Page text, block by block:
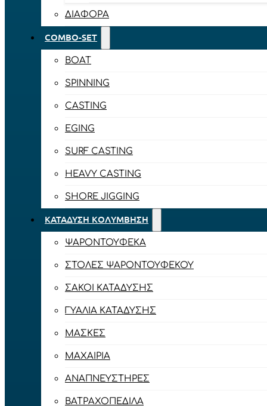
ΔΙΆΦΟΡΑ
COMBO-SET
BOAT
SPINNING
CASTING
EGING
SURF CASTING
HEAVY CASTING
SHORE JIGGING
ΚΑΤΆΔΥΣΗ ΚΟΛΎΜΒΗΣΗ
ΨΑΡΟΝΤΟΎΦΕΚΑ
ΣΤΟΛΈΣ ΨΑΡΟΝΤΟΎΦΕΚΟΥ
ΣΆΚΟΙ ΚΑΤΆΔΥΣΗΣ
ΓΥΑΛΙΆ ΚΑΤΆΔΥΣΗΣ
ΜΆΣΚΕΣ
ΜΑΧΑΊΡΙΑ
ΑΝΑΠΝΕΥΣΤΉΡΕΣ
ΒΑΤΡΑΧΟΠΈΔΙΛΑ